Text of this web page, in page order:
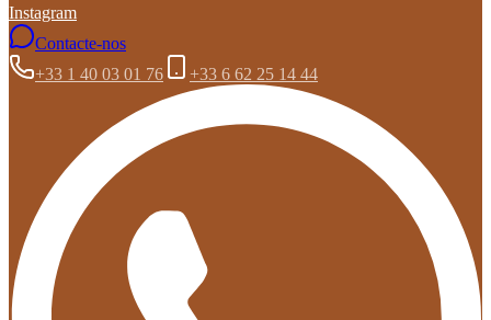
Instagram
Contacte-nos
+33 1 40 03 01 76
+33 6 62 25 14 44